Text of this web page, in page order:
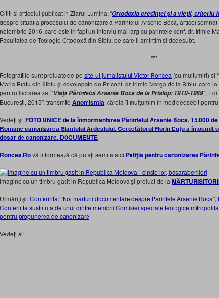
Cititi si articolul publicat in Ziarul Lumina, “Ortodoxia credinţei şi a vieţii, criteriu
despre situatia procesului de canonizare a Parintelui Arsenie Boca, articol
noiembrie 2016, care este in fapt un interviu mai larg cu parintele conf. dr. Irimie
Facultatea de Teologie Ortodoxă din Sibiu, pe care il amintim si dedesubt.
***
Fotografiile sunt preluate de pe site-ul jurnalistului Victor Roncea (cu multumiri) si
Maria Bratu din Sibiu şi developate de Pr. conf. dr. Irimie Marga de la Sibiu, care
pentru lucrarea sa, “Viaţa Părintelui Arsenie Boca de la Prislop: 1910-1989“,
Bucureşti, 2015”, transmite Anomismia, căreia îi mulţumim în mod deosebit
Vedeţi şi: FOTO UNICE de la înmormântarea Părintelui Arsenie Boca. 15.000
Române canonizarea Sfântului Ardealului. Cercetătorul Florin Duţu a întocmit
dosar de canonizare. DOCUMENTE
Roncea.Rovă informează că puteţi semna aici Petiţia pentru canonizarea
Imagine cu un timbru gasit in Republica Moldova şi preluat de la MĂRTURISITORII
Urmăriţi şi:Conferinta: “Noi marturii documentare despre Parintele Arsenie
Conferinta sustinuta de unul dintre membrii Comisiei speciale teologice
pentru propunerea de canonizare
Vedeţi si: